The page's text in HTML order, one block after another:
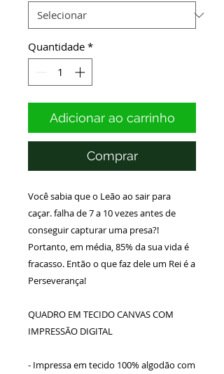
Quantidade *
Adicionar ao carrinho
Comprar
Você sabia que o Leão ao sair para
caçar. falha de 7 a 10 vezes antes de
conseguir capturar uma presa?!
Portanto, em média, 85% da sua vida é
fracasso. Então o que faz dele um Rei é a
Perseverança!
QUADRO EM TECIDO CANVAS COM
IMPRESSÃO DIGITAL
- Impressa em tecido 100% algodão com